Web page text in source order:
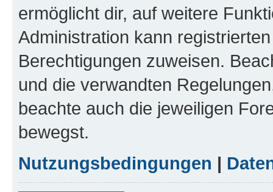
ermöglicht dir, auf weitere
Administration kann
Berechtigungen zuweisen.
und die verwandten
beachte auch die jeweiligen
bewegst.
Nutzungsbedingungen |